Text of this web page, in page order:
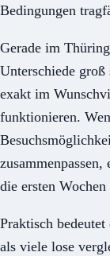
Bedingungen
Gerade im
Unterschiede
exakt im
funktionieren.
die ersten
Praktisch
als viele lose